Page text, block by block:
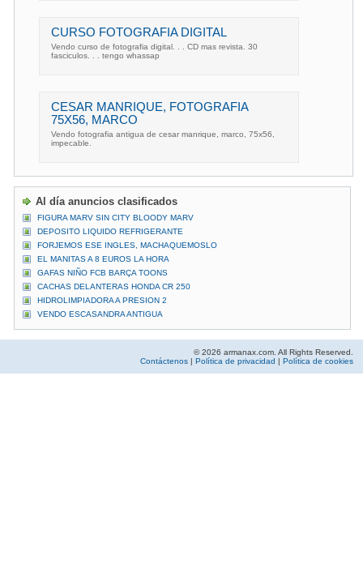
CURSO FOTOGRAFIA DIGITAL
Vendo curso de fotografia digital. . . CD mas revista. 30
fasciculos. . . tengo whassap
CESAR MANRIQUE, FOTOGRAFIA
75X56, MARCO
Vendo fotografia antigua de cesar manrique, marco, 75x56,
impecable.
Al día anuncios clasificados
FIGURA MARV SIN CITY BLOODY MARV
DEPOSITO LIQUIDO REFRIGERANTE
FORJEMOS ESE INGLES, MACHAQUEMOSLO
EL MANITAS A 8 EUROS LA HORA
GAFAS NIÑO FCB BARÇA TOONS
CACHAS DELANTERAS HONDA CR 250
HIDROLIMPIADORA A PRESION 2
VENDO ESCASANDRA ANTIGUA
© 2026 armanax.com. All Rights Reserved.
Contáctenos | Política de privacidad | Política de cookies